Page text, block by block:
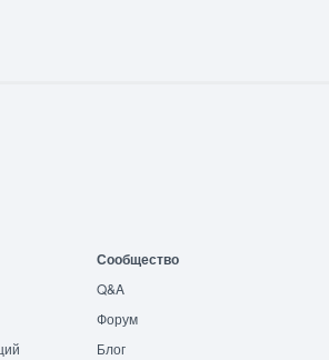
Сообщество
Q&A
Форум
Блог